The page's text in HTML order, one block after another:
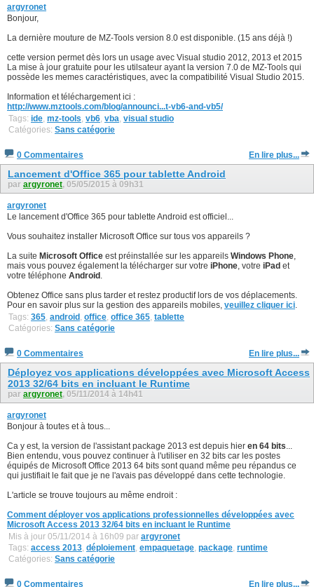
argyronet
Bonjour,
La dernière mouture de MZ-Tools version 8.0 est disponible. (15 ans déjà !)
cette version permet dès lors un usage avec Visual studio 2012, 2013 et 2015
La mise à jour gratuite pour les utilsateur ayant la version 7.0 de MZ-Tools qui
possède les memes caractéristiques, avec la compatibilité Visual Studio 2015.
Information et téléchargement ici :
http://www.mztools.com/blog/announci...t-vb6-and-vb5/
Tags: ide mz-tools vb6 vba visual studio
Catégories: Sans catégorie
0 Commentaires En lire plus...
Lancement d'Office 365 pour tablette Android
par argyronet, 05/05/2015 à 09h31
argyronet
Le lancement d'Office 365 pour tablette Android est officiel...
Vous souhaitez installer Microsoft Office sur tous vos appareils ?
La suite Microsoft Office est préinstallée sur les appareils Windows Phone,
mais vous pouvez également la télécharger sur votre iPhone, votre iPad et
votre téléphone Android .
Obtenez Office sans plus tarder et restez productif lors de vos déplacements.
Pour en savoir plus sur la gestion des appareils mobiles, veuillez cliquer ici.
Tags: 365 android office office 365 tablette
Catégories: Sans catégorie
0 Commentaires En lire plus...
Déployez vos applications développées avec Microsoft Access
2013 32/64 bits en incluant le Runtime
par argyronet, 05/11/2014 à 14h41
argyronet
Bonjour à toutes et à tous...
Ca y est, la version de l'assistant package 2013 est depuis hier en 64 bits...
Bien entendu, vous pouvez continuer à l'utiliser en 32 bits car les postes
équipés de Microsoft Office 2013 64 bits sont quand même peu répandus ce
qui justifiait le fait que je ne l'avais pas développé dans cette technologie.
L'article se trouve toujours au même endroit :
Comment déployer vos applications professionnelles développées avec
Microsoft Access 2013 32/64 bits en incluant le Runtime
Mis à jour 05/11/2014 à 16h09 par argyronet
Tags: access 2013, déploiement, empaquetage, package, runtime
Catégories: Sans catégorie
0 Commentaires En lire plus...